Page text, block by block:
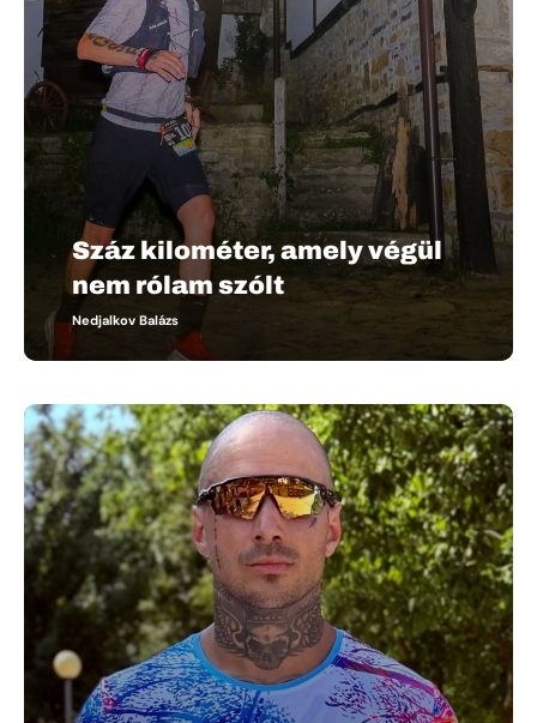
Száz kilométer, amely végül
nem rólam szólt
Nedjalkov Balázs